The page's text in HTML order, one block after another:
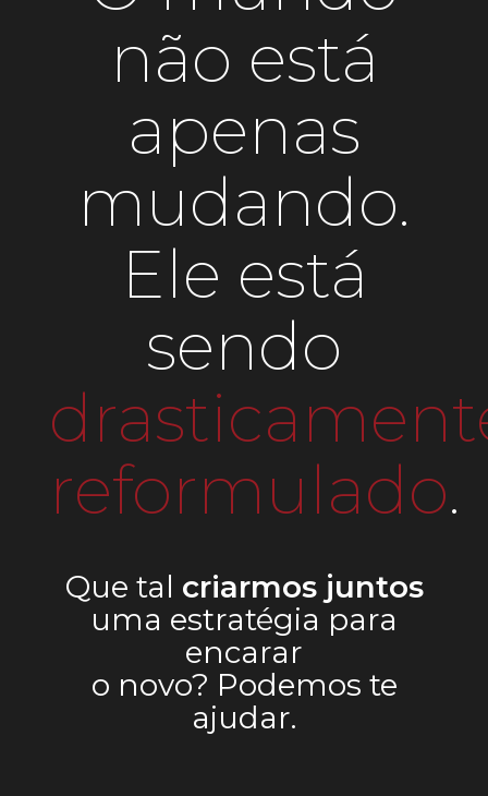
não está
apenas
mudando.
Ele está
sendo
reformulado.
Que tal criarmos juntos
uma estratégia para
encarar
o novo? Podemos te
ajudar.